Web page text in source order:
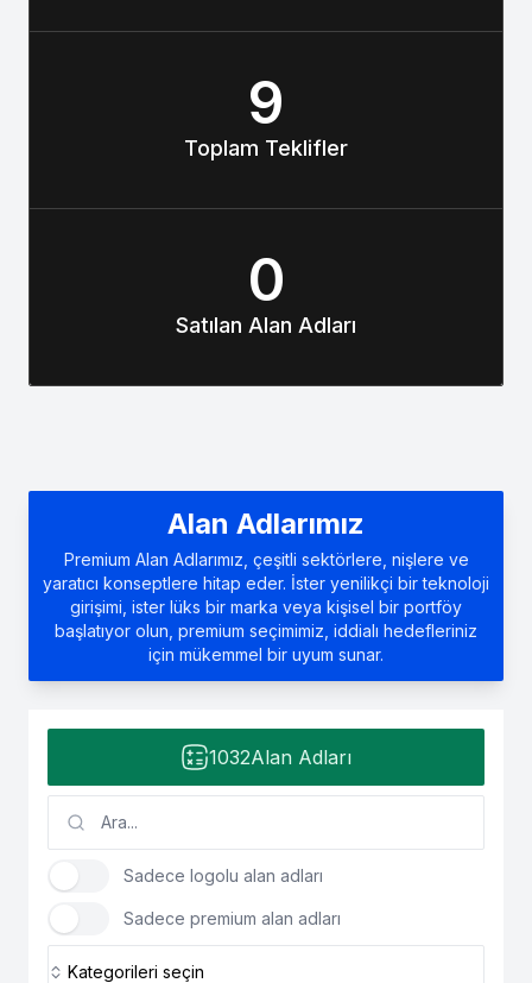
9
Toplam Teklifler
0
Satılan Alan Adları
Alan Adlarımız
Premium Alan Adlarımız, çeşitli sektörlere, nişlere ve
yaratıcı konseptlere hitap eder. İster yenilikçi bir teknoloji
girişimi, ister lüks bir marka veya kişisel bir portföy
başlatıyor olun, premium seçimimiz, iddialı hedefleriniz
için mükemmel bir uyum sunar.
1032Alan Adları
Sadece logolu alan adları
Sadece premium alan adları
Kategorileri seçin